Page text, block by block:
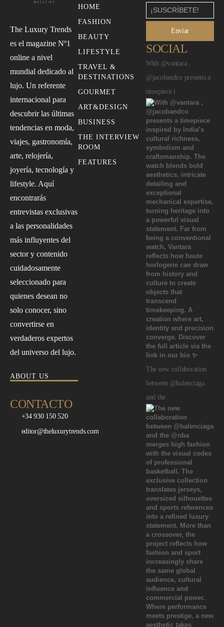
The Luxury Trends
es el magazine Nº1
online a nivel
mundial dedicado al
lujo. Un referente
internacional para
descubrir las últimas
tendencias en moda,
viajes, gastronomía,
arte, relojería,
joyería, tecnología y
lifestyle. Aquí
encontrarás
entrevistas exclusivas
a las personalidades
más influyentes del
sector y contenido
cuidadosamente
seleccionado para
quienes desean no
solo conocer, sino
convertirse en
verdaderos expertos
del universo del lujo.
ABOUT US
CONTACTO
+34 930 150 520
editor@theluxurytrends.com
HOME
FASHION
BEAUTY
LIFESTYLE
TRAVEL &
DESTINATIONS
GOURMET
ART&DESIGN
BUSINESS
THE INTERVIEW
ROOM
FEATURES
Enviar
SOCIAL
With @vantara ,
@jacobandco presents a
timepiece i
The new collaboration
between @balenciaga
and the